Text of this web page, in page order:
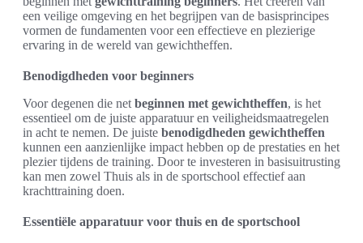
een veilige omgeving en het begrijpen van de basisprincipes
vormen de fundamenten voor een effectieve en plezierige
ervaring in de wereld van gewichtheffen.
Benodigdheden voor beginners
Voor degenen die net beginnen met gewichtheffen, is het
essentieel om de juiste apparatuur en veiligheidsmaatregelen
in acht te nemen. De juiste benodigdheden gewichtheffen
kunnen een aanzienlijke impact hebben op de prestaties en het
plezier tijdens de training. Door te investeren in basisuitrusting
kan men zowel Thuis als in de sportschool effectief aan
krachttraining doen.
Essentiële apparatuur voor thuis en de sportschool